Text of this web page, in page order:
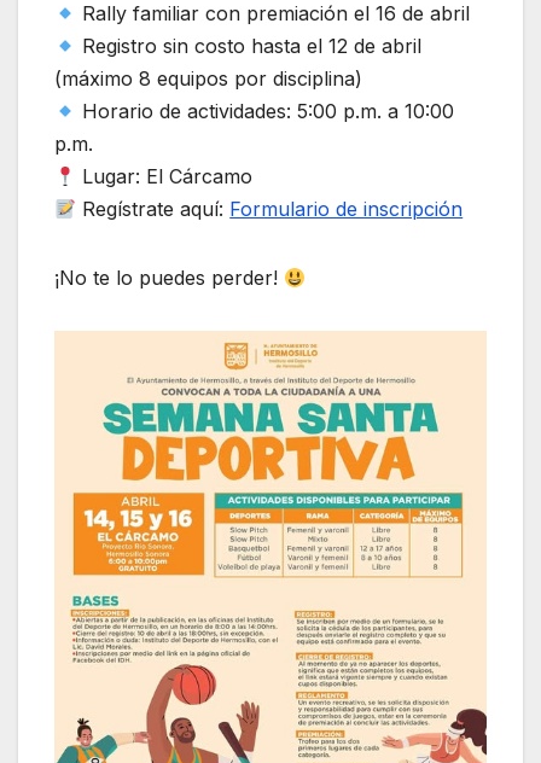
Rally familiar con premiación el 16 de abril
Registro sin costo hasta el 12 de abril
(máximo 8 equipos por disciplina)
Horario de actividades: 5:00 p.m. a 10:00
p.m.
Lugar: El Cárcamo
Regístrate aquí: Formulario de inscripción
¡No te lo puedes perder!